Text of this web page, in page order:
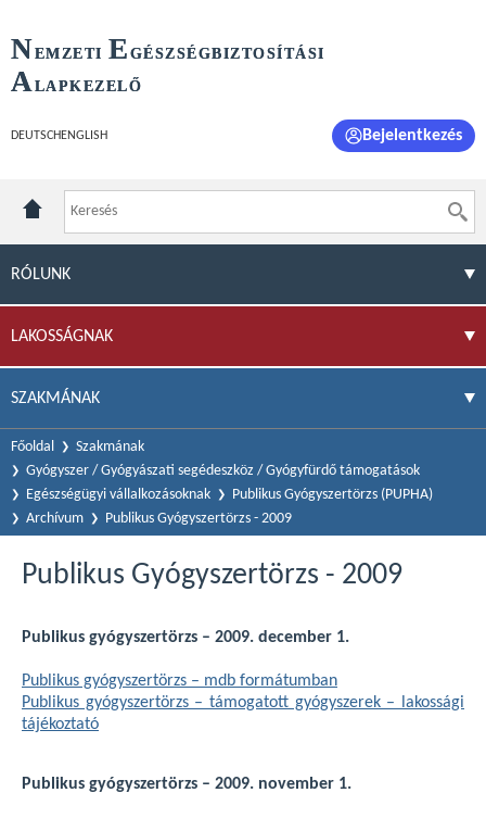
NEMZETI E GÉSZSÉGBIZTOSÍTÁSI
ALAPKEZELŐ
DEUTSCH ENGLISH Bejelentkezés
RÓLUNK
LAKOSSÁGNAK
SZAKMÁNAK
Főoldal
Szakmának
Gyógyszer / Gyógyászati segédeszköz / Gyógyfürdő támogatások
Egészségügyi vállalkozásoknak
Publikus Gyógyszertörzs (PUPHA)
Archívum
Publikus Gyógyszertörzs - 2009
Publikus Gyógyszertörzs - 2009
Publikus gyógyszertörzs – 2009. december 1.
Publikus gyógyszertörzs – mdb formátumban
Publikus gyógyszertörzs – támogatott gyógyszerek – lakossági
tájékoztató
Publikus gyógyszertörzs – 2009. november 1.